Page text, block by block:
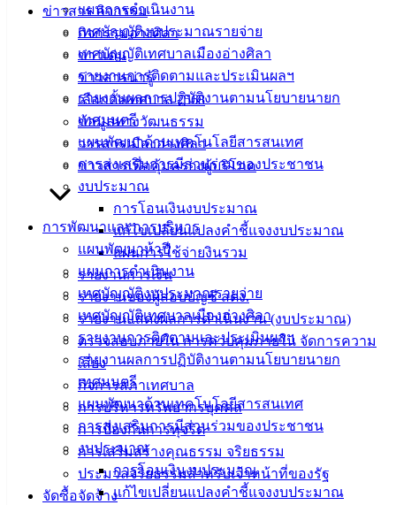
แผนการดำเนินงาน
เทศบัญญัติงบประมาณรายจ่าย
เทศบัญญัติเทศบาลเมืองอ่างศิลา
รายงานการติดตามและประเมินผลฯ
รายงานผลการปฏิบัติงานตามนโยบายนายก
เทศมนตรี
แผนพัฒนาด้านเทคโนโลยีสารสนเทศ
การส่งเสริมการมีส่วนร่วมของประชาชน
งบประมาณ
การโอนเงินงบประมาณ
แก้ไขเปลี่ยนแปลงคำชี้แจงงบประมาณ
แผนการใช้จ่ายงินรวม
รายงานการเงิน
รายงานของผู้สอบบัญชี สตง.
รายงานแสดงผลการดำเนินงาน (งบประมาณ)
ตรวจสอบภายใน การควบคุมภายใน จัดการความ
เสี่ยง
กิจการสภาเทศบาล
การบริหารทรัพยากรบุคคล
การป้องกันการทุจริต
การเสริมสร้างคุณธรรม จริยธรรม
ประมวลจริยธรรมสำหรับเจ้าหน้าที่ของรัฐ
จัดซื้อจัดจ้าง
ข่าวสาร กิจกรรม
กิจกรรมอ่างศิลา
ข่าวเด่น
ข่าวสารน่ารู้
เลือกตั้งเทศบาล 2568
ข้อมูลทางวัฒนธรรม
วารสารเมืองอ่างศิลา
ข่าวสารเพื่อคุ้มครองผู้บริโภค
การพัฒนาและการบริหาร
แผนพัฒนาห้าปี
แผนการดำเนินงาน
เทศบัญญัติงบประมาณรายจ่าย
เทศบัญญัติเทศบาลเมืองอ่างศิลา
รายงานการติดตามและประเมินผลฯ
รายงานผลการปฏิบัติงานตามนโยบายนายก
เทศมนตรี
แผนพัฒนาด้านเทคโนโลยีสารสนเทศ
การส่งเสริมการมีส่วนร่วมของประชาชน
งบประมาณ
การโอนเงินงบประมาณ
แก้ไขเปลี่ยนแปลงคำชี้แจงงบประมาณ
เทศบาลเมือง
อ่างศิลา 90/338
ม.3 ต.เสม็ด
อ.เมือง จ.ชลบุรี
038-
142-100-104
บริการ
ประชาชน
ดาวน์โหลด
แบบ
ฟอร์ม,
เอกสาร
คู่มือ
สำหรับ
ประชาชน/
คู่มือการ
ปฏิบัติ
งาน
ข่าวสาร